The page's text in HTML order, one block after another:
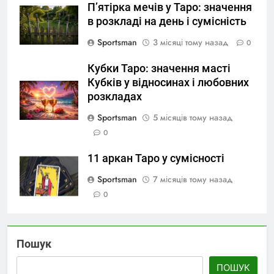
П’ятірка мечів у Таро: значення
в розкладі на день і сумісність
Sportsman
3 місяці тому назад 0
Кубки Таро: значення масті
Кубків у відносинах і любовних
розкладах
Sportsman
5 місяців тому назад
0
11 аркан Таро у сумісності
Sportsman
7 місяців тому назад
0
Пошук
ПОШУК